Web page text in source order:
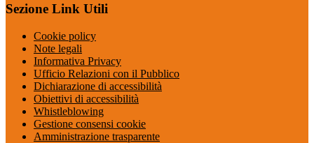
Sezione Link Utili
Cookie policy
Note legali
Informativa Privacy
Ufficio Relazioni con il Pubblico
Dichiarazione di accessibilità
Obiettivi di accessibilità
Whistleblowing
Gestione consensi cookie
Amministrazione trasparente